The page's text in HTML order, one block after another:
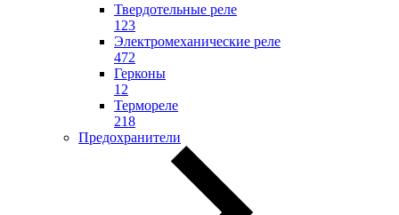
Твердотельные реле
123
Электромеханические реле
472
Герконы
12
Термореле
218
Предохранители